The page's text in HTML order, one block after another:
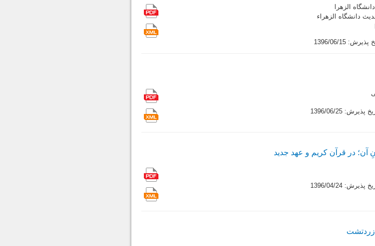
الزهرا
دانشگاه الزهراء
1396/06/15
پذیرش: 1396/06/25
آن؛ در قرآن کریم و عهد جدید
پذیرش: 1396/04/24
زردتشت